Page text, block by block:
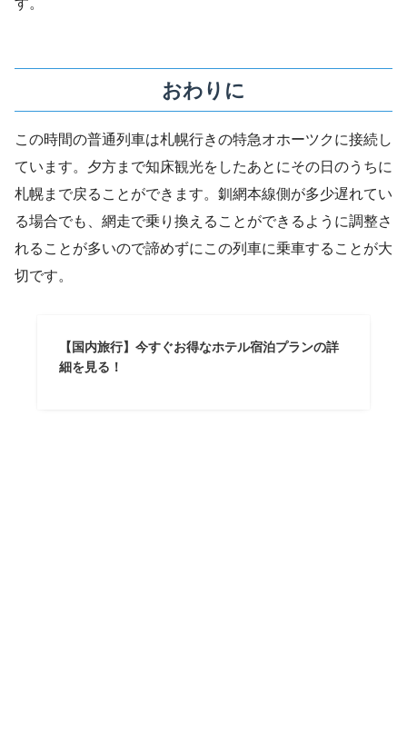
す。
おわりに
この時間の普通列車は札幌行きの特急オホーツクに接続し
ています。夕方まで知床観光をしたあとにその日のうちに
札幌まで戻ることができます。釧網本線側が多少遅れてい
る場合でも、網走で乗り換えることができるように調整さ
れることが多いので諦めずにこの列車に乗車することが大
切です。
【国内旅行】今すぐお得なホテル宿泊プランの詳
細を見る！